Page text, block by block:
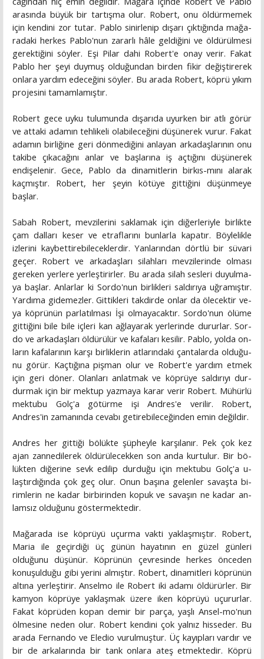
arasında büyük bir tartışma olur. Robert, onu öldürmemek
için kendini zor tutar. Pablo sinirlenip dışarı çıktığında mağa­
radaki herkes Pablo'nun zararlı hâle geldiğini ve öldürülmesi
gerektiğini söyler. Eşi Pilar dahi Robert'e onay verir. Fakat
Pablo her şeyi duymuş olduğundan birden fikir değiştirerek
onlara yardım edeceğini söyler. Bu arada Robert, köprü yı­kım
projesini tamamlamıştır.
Robert gece uyku tulumunda dışarıda uyurken bir atlı görür
ve attaki adamın tehlikeli olabileceğini düşünerek vu­rur. Fakat
adamın birliğine geri dönmediğini anlayan arka­daşlarının onu
takibe çıkacağını anlar ve başlarına iş açtığını düşünerek
endişelenir. Gece, Pablo da dinamitlerin birkıs-mını alarak
kaçmıştır. Robert, her şeyin kötüye gittiğini dü­şünmeye
başlar.
Sabah Robert, mevzilerini saklamak için diğerleriyle bir­likte
çam dalları keser ve etraflarını bunlarla kapatır. Böylelik­le
izlerini kaybettirebileceklerdir. Yanlarından dörtlü bir süva­ri
geçer. Robert ve arkadaşları silahları mevzilerinde olması
gereken yerlere yerleştirirler. Bu arada silah sesleri duyulma­
ya başlar. Anlarlar ki Sordo'nun birlikleri saldırıya uğramıştır.
Yardıma gidemezler. Gittikleri takdirde onlar da ölecektir ve­
ya köprünün parlatılması İşi olmayacaktır. Sordo'nun ölüme
gittiğini bile bile içleri kan ağlayarak yerlerinde dururlar. Sor-
do ve arkadaşları öldürülür ve kafaları kesilir. Pablo, yolda on­
ların kafalarının karşı birliklerin atlarındaki çantalarda olduğu­
nu görür. Kaçtığına pişman olur ve Robert'e yardım etmek
için geri döner. Olanları anlatmak ve köprüye saldırıyı dur­
durmak için bir mektup yazmaya karar verir Robert. Mühürlü
mektubu Golç'a götürme işi Andres'e verilir. Robert,
Andres'in zamanında cevabı getirebileceğinden emin değildir.
Andres her gittiği bölükte şüpheyle karşılanır. Pek çok kez
ajan zannedilerek öldürülecekken son anda kurtulur. Bir bö­
lükten diğerine sevk edilip durduğu için mektubu Golç'a u-
laştırdığında çok geç olur. Onun başına gelenler savaşta bi­
rimlerin ne kadar birbirinden kopuk ve savaşın ne kadar an­
lamsız olduğunu göstermektedir.
Mağarada ise köprüyü uçurma vakti yaklaşmıştır. Ro­bert,
Maria ile geçirdiği üç günün hayatının en güzel günleri
olduğunu düşünür. Köprünün çevresinde herkes önceden
konuşulduğu gibi yerini almıştır. Robert, dinamitleri köprü­nün
altına yerleştirir. Anselmo ile Robert iki adamı öldürürler. Bir
kamyon köprüye yaklaşmak üzere iken köprüyü uçurur­lar.
Fakat köprüden kopan demir bir parça, yaşlı Ansel-mo'nun
ölmesine neden olur. Robert kendini çok yalnız his­seder. Bu
arada Fernando ve Eledio vurulmuştur. Üç kayıp­ları vardır ve
bir de arkalarında bir tank onlara ateş etmekte­dir. Köprü